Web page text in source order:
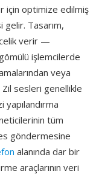
için optimize edilmiş
gelir. Tasarım,
verir —
işlemcilerde
veya
Zil sesleri genellikle
tüm
göndermesine
alanında dar bir
araçlarının veri